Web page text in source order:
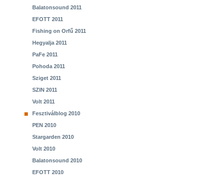
Balatonsound 2011
EFOTT 2011
Fishing on Orfű 2011
Hegyalja 2011
PaFe 2011
Pohoda 2011
Sziget 2011
SZIN 2011
Volt 2011
Fesztiválblog 2010
PEN 2010
Stargarden 2010
Volt 2010
Balatonsound 2010
EFOTT 2010